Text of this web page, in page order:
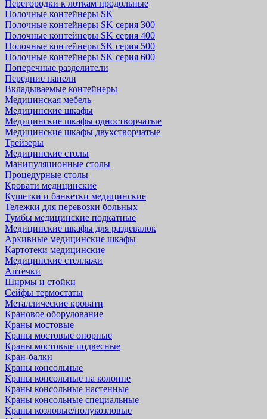
Перегородки к лоткам продольные
Полочные контейнеры SK
Полочные контейнеры SK серия 300
Полочные контейнеры SK серия 400
Полочные контейнеры SK серия 500
Полочные контейнеры SK серия 600
Поперечные разделители
Передние панели
Вкладываемые контейнеры
Медицинская мебель
Медицинские шкафы
Медицинские шкафы одностворчатые
Медицинские шкафы двухстворчатые
Трейзеры
Медицинские столы
Манипуляционные столы
Процедурные столы
Кровати медицинские
Кушетки и банкетки медицинские
Тележки для перевозки больных
Тумбы медицинские подкатные
Медицинские шкафы для раздевалок
Архивные медицинские шкафы
Картотеки медицинские
Медицинские стеллажи
Аптечки
Ширмы и стойки
Сейфы термостаты
Металлические кровати
Крановое оборудование
Краны мостовые
Краны мостовые опорные
Краны мостовые подвесные
Кран-балки
Краны консольные
Краны консольные на колонне
Краны консольные настенные
Краны консольные специальные
Краны козловые/полукозловые